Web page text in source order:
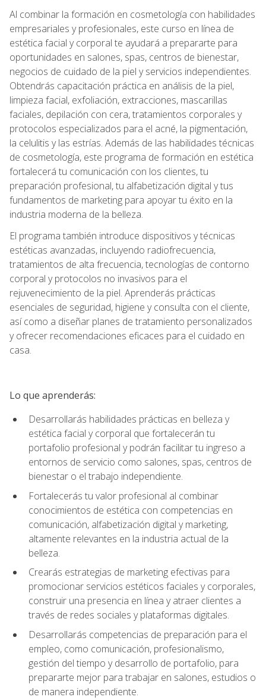
Al combinar la formación en cosmetología con habilidades
empresariales y profesionales, este curso en línea de
estética facial y corporal te ayudará a prepararte para
oportunidades en salones, spas, centros de bienestar,
negocios de cuidado de la piel y servicios independientes.
Obtendrás capacitación práctica en análisis de la piel,
limpieza facial, exfoliación, extracciones, mascarillas
faciales, depilación con cera, tratamientos corporales y
protocolos especializados para el acné, la pigmentación,
la celulitis y las estrías. Además de las habilidades técnicas
de cosmetología, este programa de formación en estética
fortalecerá tu comunicación con los clientes, tu
preparación profesional, tu alfabetización digital y tus
fundamentos de marketing para apoyar tu éxito en la
industria moderna de la belleza.
El programa también introduce dispositivos y técnicas
estéticas avanzadas, incluyendo radiofrecuencia,
tratamientos de alta frecuencia, tecnologías de contorno
corporal y protocolos no invasivos para el
rejuvenecimiento de la piel. Aprenderás prácticas
esenciales de seguridad, higiene y consulta con el cliente,
así como a diseñar planes de tratamiento personalizados
y ofrecer recomendaciones eficaces para el cuidado en
casa.
Lo que aprenderás:
Desarrollarás habilidades prácticas en belleza y
estética facial y corporal que fortalecerán tu
portafolio profesional y podrán facilitar tu ingreso a
entornos de servicio como salones, spas, centros de
bienestar o el trabajo independiente.
Fortalecerás tu valor profesional al combinar
conocimientos de estética con competencias en
comunicación, alfabetización digital y marketing,
altamente relevantes en la industria actual de la
belleza.
Crearás estrategias de marketing efectivas para
promocionar servicios estéticos faciales y corporales,
construir una presencia en línea y atraer clientes a
través de redes sociales y plataformas digitales.
Desarrollarás competencias de preparación para el
empleo, como comunicación, profesionalismo,
gestión del tiempo y desarrollo de portafolio, para
prepararte mejor para trabajar en salones, estudios o
de manera independiente.